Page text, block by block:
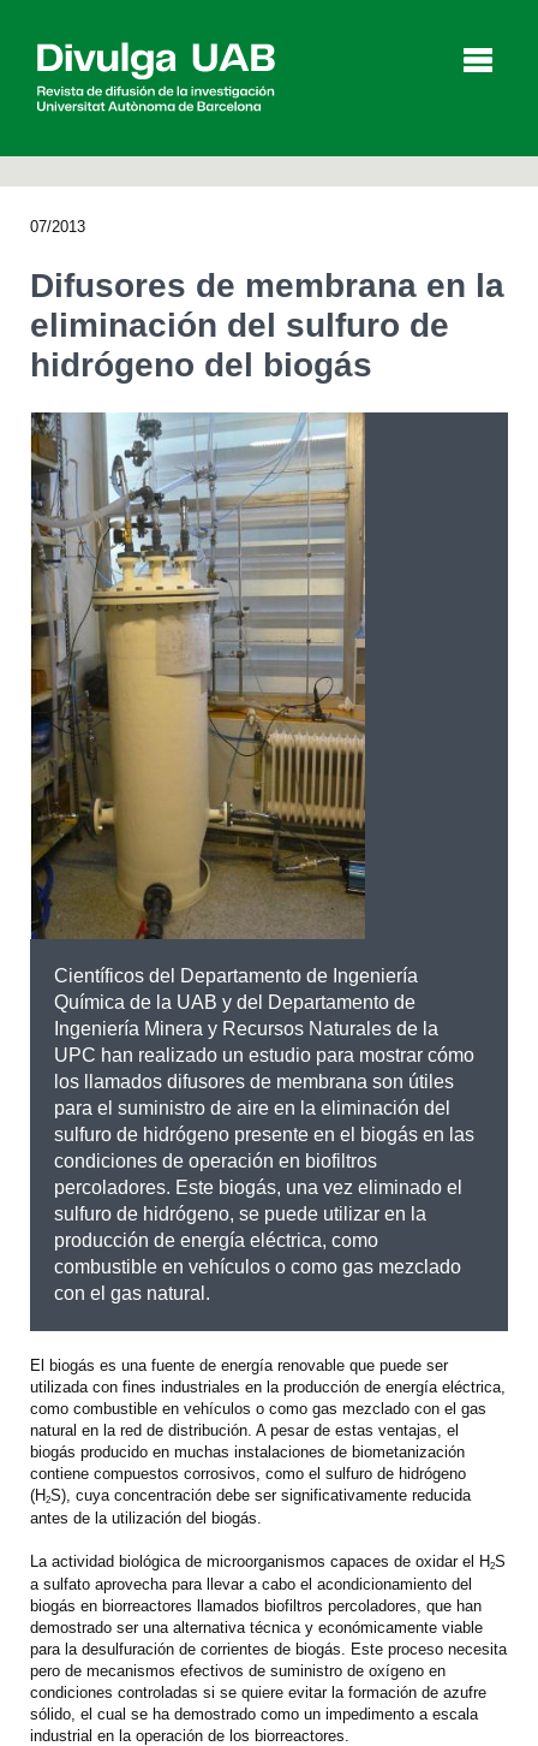
Agenda
English Català
BUSCAR
07/2013
Difusores de membrana en la
eliminación del sulfuro de
hidrógeno del biogás
Científicos del Departamento de Ingeniería
Química de la UAB y del Departamento de
Ingeniería Minera y Recursos Naturales de la
UPC han realizado un estudio para mostrar cómo
los llamados difusores de membrana son útiles
para el suministro de aire en la eliminación del
sulfuro de hidrógeno presente en el biogás en las
condiciones de operación en biofiltros
percoladores. Este biogás, una vez eliminado el
sulfuro de hidrógeno, se puede utilizar en la
producción de energía eléctrica, como
combustible en vehículos o como gas mezclado
con el gas natural.
El biogás es una fuente de energía renovable que puede ser
utilizada con fines industriales en la producción de energía eléctrica,
como combustible en vehículos o como gas mezclado con el gas
natural en la red de distribución. A pesar de estas ventajas, el
biogás producido en muchas instalaciones de biometanización
contiene compuestos corrosivos, como el sulfuro de hidrógeno
(H2S), cuya concentración debe ser significativamente reducida
antes de la utilización del biogás.
La actividad biológica de microorganismos capaces de oxidar el H2S
a sulfato aprovecha para llevar a cabo el acondicionamiento del
biogás en biorreactores llamados biofiltros percoladores, que han
demostrado ser una alternativa técnica y económicamente viable
para la desulfuración de corrientes de biogás. Este proceso necesita
pero de mecanismos efectivos de suministro de oxígeno en
condiciones controladas si se quiere evitar la formación de azufre
sólido, el cual se ha demostrado como un impedimento a escala
industrial en la operación de los biorreactores.